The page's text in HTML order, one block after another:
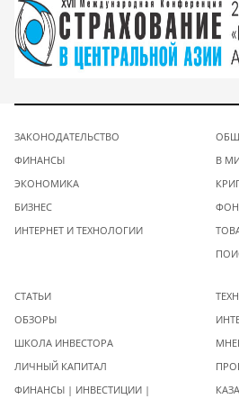
ЗАКОНОДАТЕЛЬСТВО
ФИНАНСЫ
ЭКОНОМИКА
БИЗНЕС
ИНТЕРНЕТ И ТЕХНОЛОГИИ
В
СТАТЬИ
ОБЗОРЫ
ШКОЛА ИНВЕСТОРА
ЛИЧНЫЙ КАПИТАЛ
ФИНАНСЫ | ИНВЕСТИЦИИ |